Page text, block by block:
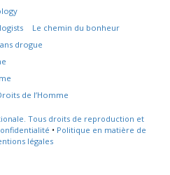
Le chemin du bonheur
drogue
de l’Homme
Tous droits de reproduction et
• Politique en matière de
légales